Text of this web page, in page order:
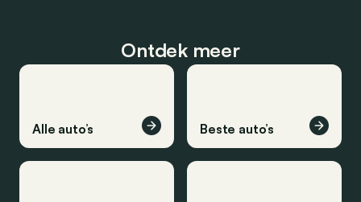
Ontdek meer
Alle auto’s Beste auto’s